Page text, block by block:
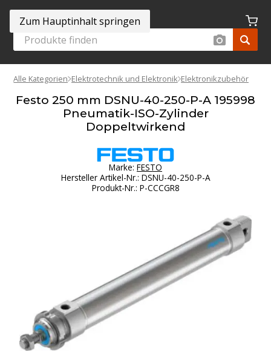
Zum Hauptinhalt springen
Alle Kategorien Elektrotechnik und Elektronik Elektronikzubehör
Festo 250 mm DSNU-40-250-P-A 195998
Pneumatik-ISO-Zylinder
Doppeltwirkend
Marke: FESTO
Hersteller Artikel-Nr.: DSNU-40-250-P-A
Produkt-Nr.: P-CCCGR8